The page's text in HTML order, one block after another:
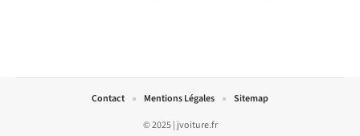
© 2025 | jvoiture.fr
Contact Mentions Légales Sitemap